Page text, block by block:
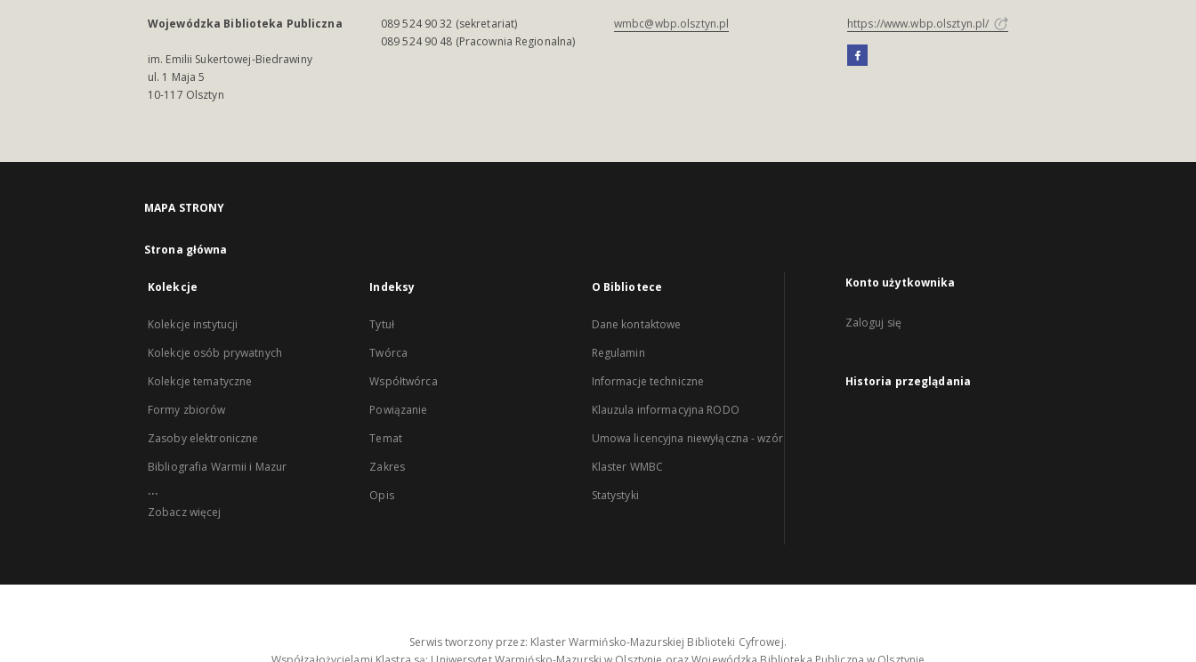
Wojewódzka Biblioteka Publiczna
im. Emilii Sukertowej-Biedrawiny
ul. 1 Maja 5
10-117 Olsztyn
089 524 90 32 (sekretariat)
089 524 90 48 (Pracownia Regionalna)
wmbc@wbp.olsztyn.pl https://www.wbp.olsztyn.pl/
MAPA STRONY
Strona główna
Kolekcje
Kolekcje instytucji
Kolekcje osób prywatnych
Kolekcje tematyczne
Formy zbiorów
Zasoby elektroniczne
Bibliografia Warmii i Mazur
...
Zobacz więcej
Indeksy
Tytuł
Twórca
Współtwórca
Powiązanie
Temat
Zakres
Opis
O Bibliotece
Dane kontaktowe
Regulamin
Informacje techniczne
Klauzula informacyjna RODO
Umowa licencyjna niewyłączna - wzór
Klaster WMBC
Statystyki
Konto użytkownika
Zaloguj się
Historia przeglądania
Serwis tworzony przez: Klaster Warmińsko-Mazurskiej Biblioteki Cyfrowej.